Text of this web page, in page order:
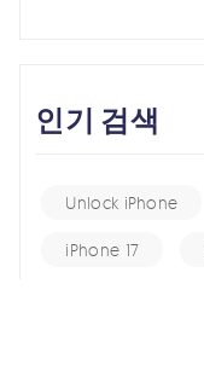
인기 검색
Unlock iPhone
iPhone 17